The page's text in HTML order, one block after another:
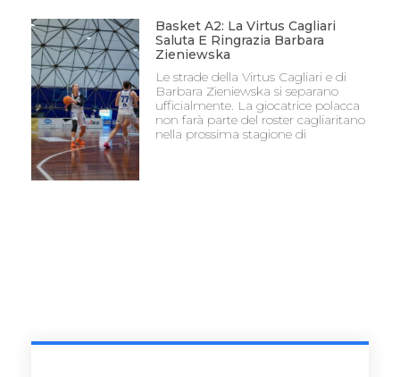
Basket A2: La Virtus Cagliari
Saluta E Ringrazia Barbara
Zieniewska
Le strade della Virtus Cagliari e di
Barbara Zieniewska si separano
ufficialmente. La giocatrice polacca
non farà parte del roster cagliaritano
nella prossima stagione di